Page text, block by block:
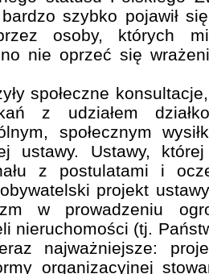
szybko pojawił
osoby, których
nie oprzeć się
społeczne
z udziałem
społecznym
ustawy. Ustawy,
z postulatami i
projekt
w prowadzeniu
nieruchomości (tj.
najważniejsze:
organizacyjnej